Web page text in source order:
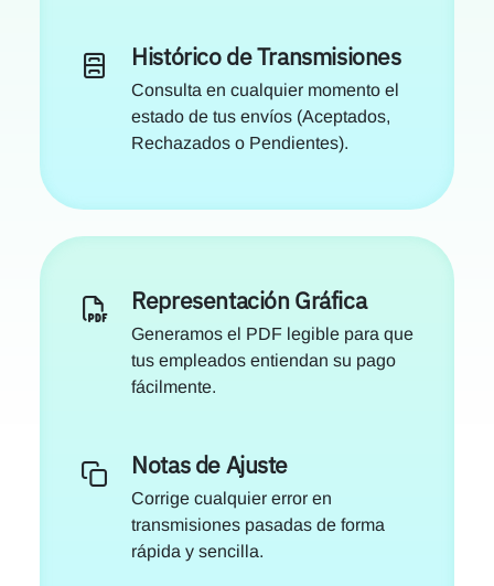
Histórico de Transmisiones
Consulta en cualquier momento el
estado de tus envíos (Aceptados,
Rechazados o Pendientes).
Representación Gráfica
Generamos el PDF legible para que
tus empleados entiendan su pago
fácilmente.
Notas de Ajuste
Corrige cualquier error en
transmisiones pasadas de forma
rápida y sencilla.